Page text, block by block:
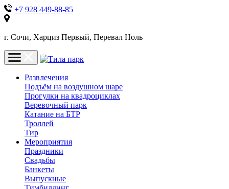
+7 928 449-88-85
г. Сочи, Харциз Первый, Перевал Ноль
Развлечения
Подъём на воздушном шаре
Прогулки на квадроциклах
Веревочный парк
Катание на БТР
Троллей
Тир
Мероприятия
Праздники
Свадьбы
Банкеты
Выпускные